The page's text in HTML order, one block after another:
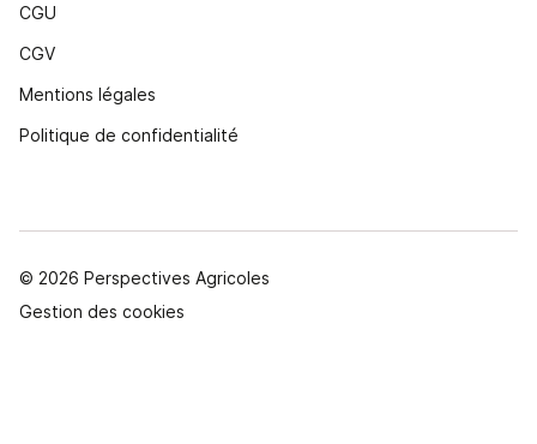
CGU
CGV
Mentions légales
Politique de confidentialité
© 2026 Perspectives Agricoles
Gestion des cookies